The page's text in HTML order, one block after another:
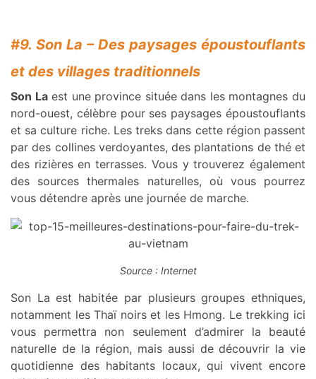
#9. Son La – Des paysages époustouflants
et des villages traditionnels
Son Laest une province située dans les montagnes du
nord-ouest, célèbre pour ses paysages époustouflants
et sa culture riche. Les treks dans cette région passent
par des collines verdoyantes, des plantations de thé et
des rizières en terrasses. Vous y trouverez également
des sources thermales naturelles, où vous pourrez
vous détendre après une journée de marche.
Source : Internet
Son La est habitée par plusieurs groupes ethniques,
notamment les Thaï noirs et les Hmong. Le trekking ici
vous permettra non seulement d’admirer la beauté
naturelle de la région, mais aussi de découvrir la vie
quotidienne des habitants locaux, qui vivent encore